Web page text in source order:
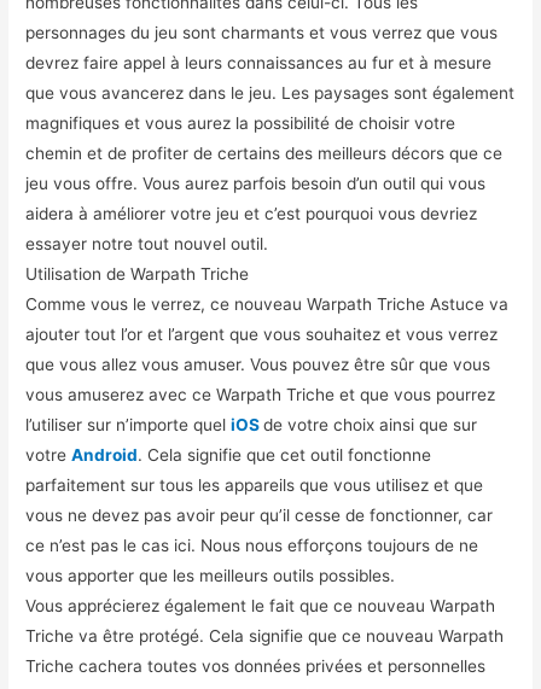
personnages du jeu sont charmants et vous verrez que vous
devrez faire appel à leurs connaissances au fur et à mesure
que vous avancerez dans le jeu. Les paysages sont également
magnifiques et vous aurez la possibilité de choisir votre
chemin et de profiter de certains des meilleurs décors que ce
jeu vous offre. Vous aurez parfois besoin d’un outil qui vous
aidera à améliorer votre jeu et c’est pourquoi vous devriez
essayer notre tout nouvel outil.
Utilisation de Warpath Triche
Comme vous le verrez, ce nouveau Warpath Triche Astuce va
ajouter tout l’or et l’argent que vous souhaitez et vous verrez
que vous allez vous amuser. Vous pouvez être sûr que vous
vous amuserez avec ce Warpath Triche et que vous pourrez
l’utiliser sur n’importe queliOSde votre choix ainsi que sur
votreAndroid. Cela signifie que cet outil fonctionne
parfaitement sur tous les appareils que vous utilisez et que
vous ne devez pas avoir peur qu’il cesse de fonctionner, car
ce n’est pas le cas ici. Nous nous efforçons toujours de ne
vous apporter que les meilleurs outils possibles.
Vous apprécierez également le fait que ce nouveau Warpath
Triche va être protégé. Cela signifie que ce nouveau Warpath
Triche cachera toutes vos données privées et personnelles